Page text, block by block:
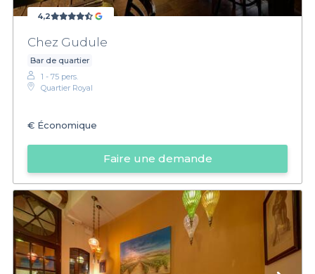
4,2
Chez Gudule
Bar de quartier
1 - 75 pers.
Quartier Royal
€ Économique
Faire une demande